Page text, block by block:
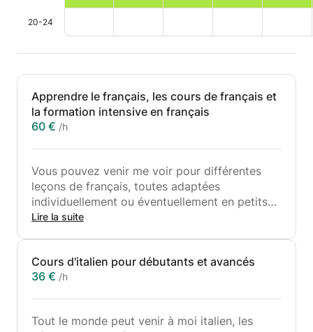
20-24
Apprendre le français, les cours de français et
la formation intensive en français
60 € /h
Vous pouvez venir me voir pour différentes
leçons de français, toutes adaptées
individuellement ou éventuellement en petits
groupes si tout le monde a les mêmes besoins.
et KSO) et aussi 12 ans d'expérience dans
l'éducation des adultes (cours pour débutants
des cours supplémentaires si vous avez des
Lire la suite
Cours d'italien pour débutants et avancés
36 € /h
Tout le monde peut venir à moi italien, les